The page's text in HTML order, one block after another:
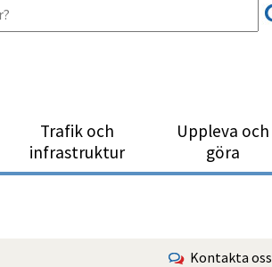
Trafik och
infrastruktur
Uppleva och
göra
Kontakta oss